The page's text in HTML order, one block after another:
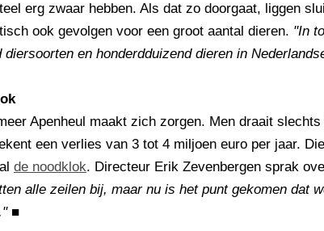
erg zwaar hebben. Als dat zo doorgaat, liggen
ook gevolgen voor een groot aantal dieren. "In
diersoorten en honderdduizend dieren in
Apenheul maakt zich zorgen. Men draait
een verlies van 3 tot 4 miljoen euro per jaar.
de noodklok. Directeur Erik Zevenbergen sprak
alle zeilen bij, maar nu is het punt gekomen dat
■